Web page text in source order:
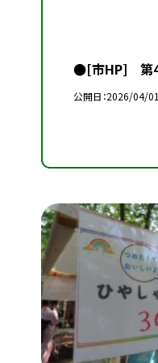
●[市HP] 第4
公開日 2026/04/01